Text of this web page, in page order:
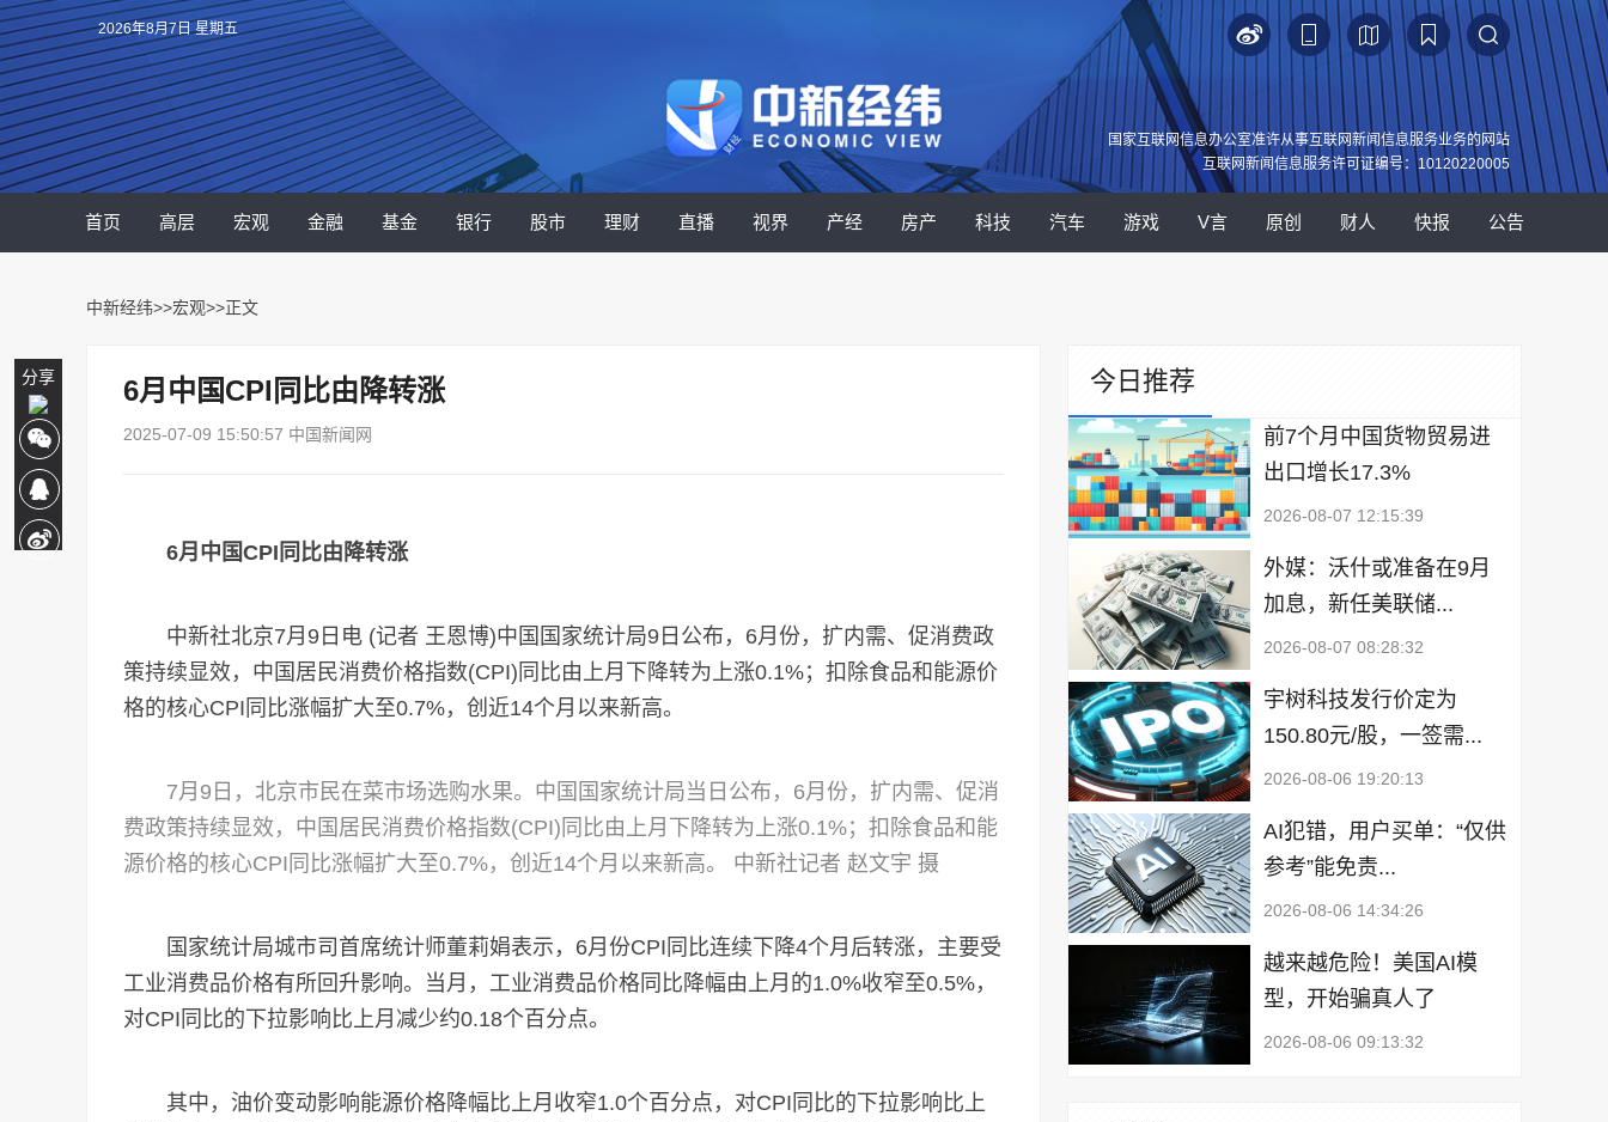
分享
2026年8月7日 星期五
国家互联网信息办公室准许从事互联网新闻信息服务业务的网站
互联网新闻信息服务许可证编号：10120220005
首页 高层 宏观 金融 基金 银行 股市 理财 直播 视界 产经 房产 科技 汽车 游戏 V言 原创 财人 快报 公告
中新经纬>>宏观>>正文
6月中国CPI同比由降转涨
2025-07-09 15:50:57 中国新闻网
6月中国CPI同比由降转涨
中新社北京7月9日电 (记者 王恩博)中国国家统计局9日公布，6月份，扩内需、促消费政
策持续显效，中国居民消费价格指数(CPI)同比由上月下降转为上涨0.1%；扣除食品和能源价
格的核心CPI同比涨幅扩大至0.7%，创近14个月以来新高。
7月9日，北京市民在菜市场选购水果。中国国家统计局当日公布，6月份，扩内需、促消
费政策持续显效，中国居民消费价格指数(CPI)同比由上月下降转为上涨0.1%；扣除食品和能
源价格的核心CPI同比涨幅扩大至0.7%，创近14个月以来新高。 中新社记者 赵文宇 摄
国家统计局城市司首席统计师董莉娟表示，6月份CPI同比连续下降4个月后转涨，主要受
工业消费品价格有所回升影响。当月，工业消费品价格同比降幅由上月的1.0%收窄至0.5%，
对CPI同比的下拉影响比上月减少约0.18个百分点。
其中，油价变动影响能源价格降幅比上月收窄1.0个百分点，对CPI同比的下拉影响比上
今日推荐
前7个月中国货物贸易进
出口增长17.3%
2026-08-07 12:15:39
外媒：沃什或准备在9月
加息，新任美联储...
2026-08-07 08:28:32
宇树科技发行价定为
150.80元/股，一签需...
2026-08-06 19:20:13
AI犯错，用户买单：“仅供
参考”能免责...
2026-08-06 14:34:26
越来越危险！美国AI模
型，开始骗真人了
2026-08-06 09:13:32